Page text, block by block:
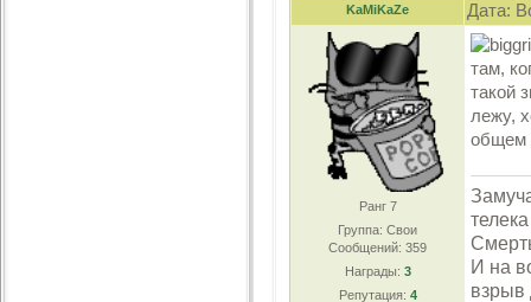
KaMiKaZe Дата:
Ранг 7
Группа: Свои
Сообщений: 359
Награды: 3
Репутация: 4
там,
такой
лежу,
общем
И на
взрыв